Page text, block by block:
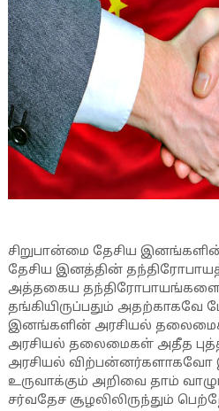
சிறுபான்மை தேசிய
தேசிய இனத்தின்
அத்தகைய தந்திரோபாயங்களை
தங்கியிருப்பதும் அதற்காகவே
இனங்களின் அரசியல்
அரசியல் தலைமைகள் அதீத
அரசியல் விற்பன்னர்களாகவோ
உருவாக்கும் அறிவை தாம்
சர்வதேச சூழலிலிருந்தும்